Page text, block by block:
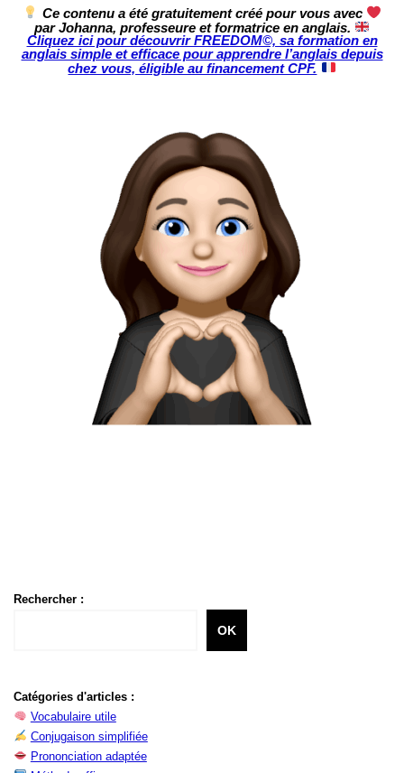
Ce contenu a été gratuitement créé pour vous avec
par Johanna, professeure et formatrice en anglais.
Cliquez ici pour découvrir FREEDOM©, sa formation en
anglais simple et efficace pour apprendre l’anglais depuis
chez vous, éligible au financement CPF.
Rechercher :
OK
Catégories d'articles :
Vocabulaire utile
Conjugaison simplifiée
Prononciation adaptée